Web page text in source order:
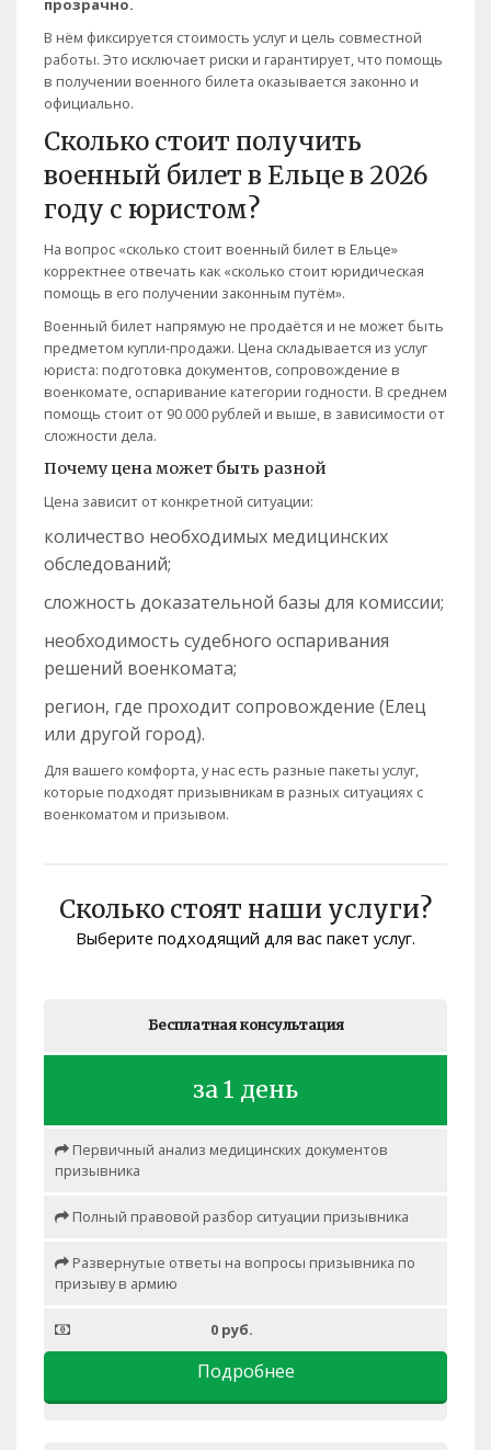
прозрачно.
В нём фиксируется стоимость услуг и цель совместной
работы. Это исключает риски и гарантирует, что помощь
в получении военного билета оказывается законно и
официально.
Сколько стоит получить
военный билет в Ельце в 2026
году с юристом?
На вопрос «сколько стоит военный билет в Ельце»
корректнее отвечать как «сколько стоит юридическая
помощь в его получении законным путём».
Военный билет напрямую не продаётся и не может быть
предметом купли-продажи. Цена складывается из услуг
юриста: подготовка документов, сопровождение в
военкомате, оспаривание категории годности. В среднем
помощь стоит от 90 000 рублей и выше, в зависимости от
сложности дела.
Почему цена может быть разной
Цена зависит от конкретной ситуации:
количество необходимых медицинских
обследований;
сложность доказательной базы для комиссии;
необходимость судебного оспаривания
решений военкомата;
регион, где проходит сопровождение (Елец
или другой город).
Для вашего комфорта, у нас есть разные пакеты услуг,
которые подходят призывникам в разных ситуациях с
военкоматом и призывом.
Сколько стоят наши услуги?
Выберите подходящий для вас пакет услуг.
Бесплатная консультация
за 1 день
Первичный анализ медицинских документов
призывника
Полный правовой разбор ситуации призывника
Развернутые ответы на вопросы призывника по
призыву в армию
0 руб.
Подробнее